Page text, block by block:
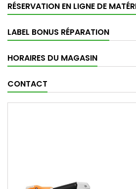
RÉSERVATION EN LIGNE DE
LABEL BONUS RÉPARATION
HORAIRES DU MAGASIN
CONTACT